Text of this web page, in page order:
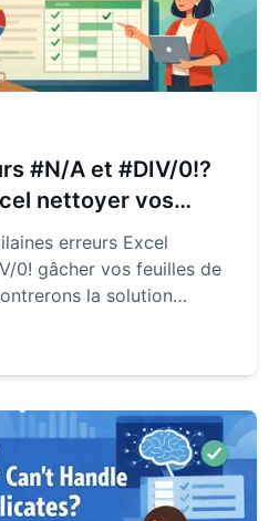
#N/A et #DIV/0!?
nettoyer vos
erreurs Excel
0! gâcher vos feuilles de
la solution
an Excel AI agent,
des erreurs avec des
fastidieuse de